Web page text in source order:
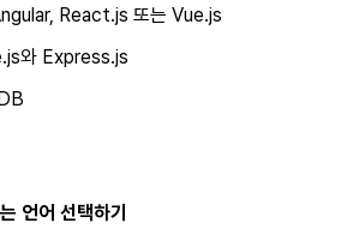
React.js 또는 Vue.js
와 Express.js
언어 선택하기